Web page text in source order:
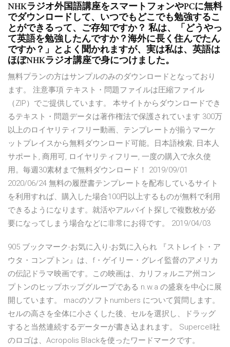
NHKラジオ外国語講座をスマートフォンやPCに無料
でダウンロードして、いつでもどこでも勉強するこ
とができるって、ご存知ですか？ 私は、「どうやっ
て英語を勉強したんですか？海外に長く住んでたん
ですか？」とよく聞かれますが、実は私は、英語は
ほぼNHKラジオ講座で身につけました。
無料プランの方はサンプルのみのダウンロードとなっており
ます。 注意事項 テキスト・問題ファイルは圧縮ファイル
（ZIP）でご提供しています。 本サイトからダウンロードでき
るテキスト・問題データは著作権法で保護されています 300万
以上のロイヤリティフリー動画、テンプレートが揃うマーケ
ットプレイスから無料ダウンロード可能。日本語検索, 日本人
サポート, 商用可, ロイヤリティフリー, 一度の購入で永久使
用。毎週30素材まで無料ダウンロード！ 2019/09/01
2020/06/24 無料の履歴書テンプレートを配布しているサイト
を利用すれば、購入した場合100円以上するものが無料で利用
できるようになります。就活やアルバイト探しで複数枚が必
要になってしまう場合などに非常にお得です。 2019/04/03
905 ブックマーク-お気に入り-お気に入られ 『ストレイト・ア
ウタ・コンプトン』は、f・ゲイリー・グレイ監督のアメリカ
の伝記ドラマ映画です。この映画は、カリフォルニア州コン
プトンのヒップホップグループである n.w.a の盛衰を中心に展
開しています。 macのソフトnumbers について質問します。
セルの高さを全体に小さくした後、セルを選択し、ドラッグ
すると当然連続するデーターが書き込まれます。 Supercell社
のロゴは、Acropolis Blackを使ったワードマークです。